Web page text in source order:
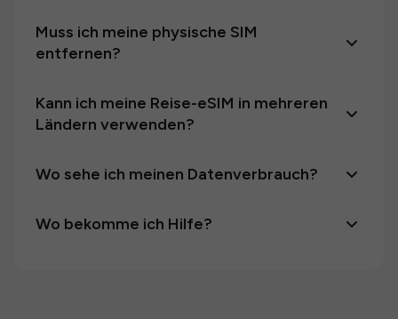
Muss ich meine physische SIM
entfernen?
Kann ich meine Reise-eSIM in mehreren
Ländern verwenden?
Wo sehe ich meinen Datenverbrauch?
Wo bekomme ich Hilfe?